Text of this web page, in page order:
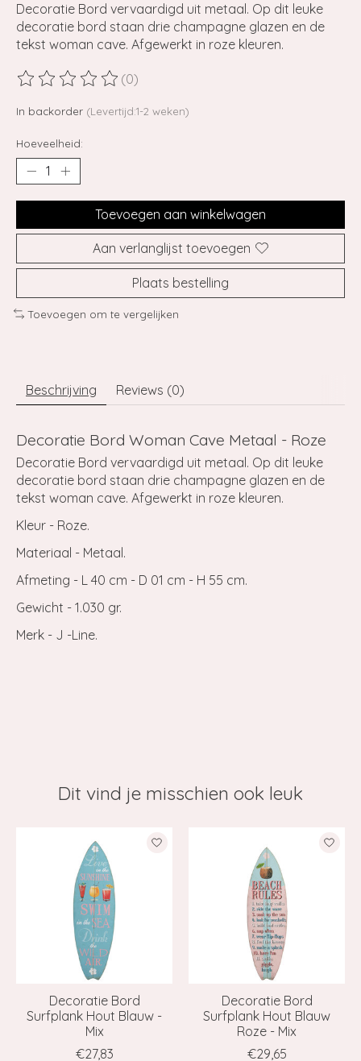
Decoratie Bord vervaardigd uit metaal. Op dit leuke
decoratie bord staan drie champagne glazen en de
tekst woman cave. Afgewerkt in roze kleuren.
De beoordeling van dit product is
(0)
In backorder (Levertijd:1-2 weken)
Hoeveelheid:
Toevoegen aan winkelwagen
Aan verlanglijst toevoegen
Plaats bestelling
Toevoegen om te vergelijken
Beschrijving Reviews (0)
Decoratie Bord Woman Cave Metaal - Roze
Decoratie Bord vervaardigd uit metaal. Op dit leuke
decoratie bord staan drie champagne glazen en de
tekst woman cave. Afgewerkt in roze kleuren.
Kleur - Roze.
Materiaal - Metaal.
Afmeting - L 40 cm - D 01 cm - H 55 cm.
Gewicht - 1.030 gr.
Merk - J -Line.
Dit vind je misschien ook leuk
Items van productcarrousel
Decoratie Bord
Surfplank Hout Blauw -
Mix
€27,83
Decoratie Bord
Surfplank Hout Blauw
Roze - Mix
€29,65